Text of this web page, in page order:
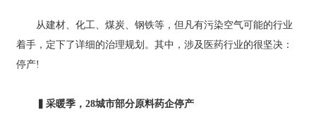
从建材、化工、煤炭、钢铁等，但凡有污染空气可能的行业
着手，定下了详细的治理规划。其中，涉及医药行业的很坚决：
停产!
▍采暖季，28城市部分原料药企停产